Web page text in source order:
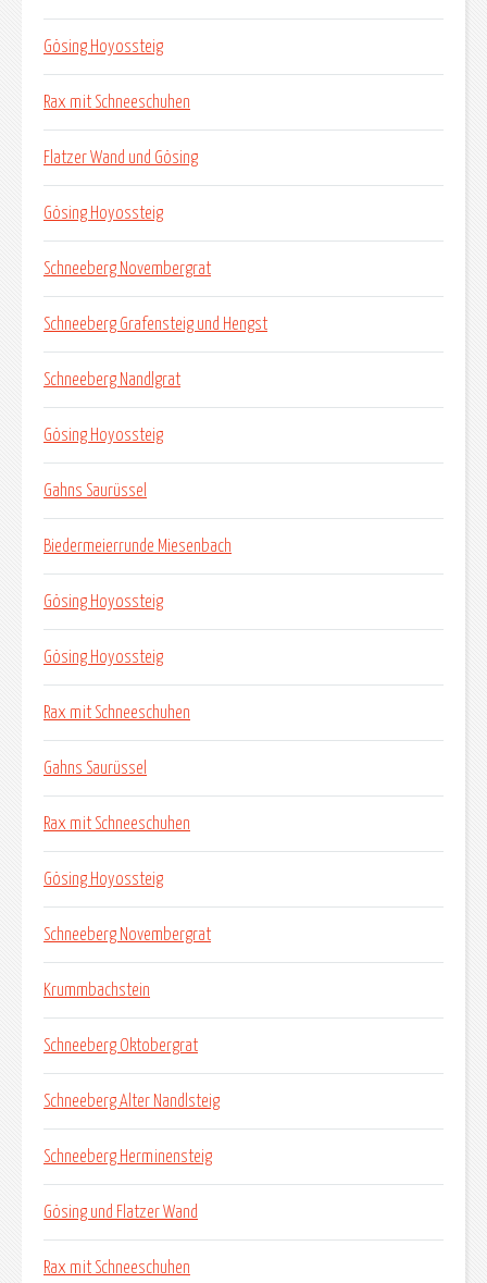
Gösing Hoyossteig
Rax mit Schneeschuhen
Flatzer Wand und Gösing
Gösing Hoyossteig
Schneeberg Novembergrat
Schneeberg Grafensteig und Hengst
Schneeberg Nandlgrat
Gösing Hoyossteig
Gahns Saurüssel
Biedermeierrunde Miesenbach
Gösing Hoyossteig
Gösing Hoyossteig
Rax mit Schneeschuhen
Gahns Saurüssel
Rax mit Schneeschuhen
Gösing Hoyossteig
Schneeberg Novembergrat
Krummbachstein
Schneeberg Oktobergrat
Schneeberg Alter Nandlsteig
Schneeberg Herminensteig
Gösing und Flatzer Wand
Rax mit Schneeschuhen